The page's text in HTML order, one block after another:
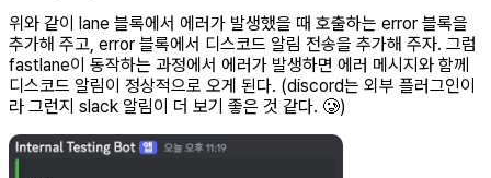
위와 같이 lane 블록에서 에러가 발생했을 때 호출하는 error 블록을
추가해 주고, error 블록에서 디스코드 알림 전송을 추가해 주자. 그럼
fastlane이 동작하는 과정에서 에러가 발생하면 에러 메시지와 함께
디스코드 알림이 정상적으로 오게 된다. (discord는 외부 플러그인이
라 그런지 slack 알림이 더 보기 좋은 것 같다. 🥲)